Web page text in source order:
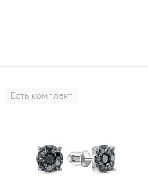
Есть комплект